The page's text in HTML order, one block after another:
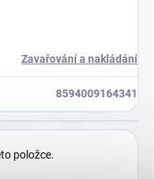
Zavařování a nakládání
8594009164341
položce.